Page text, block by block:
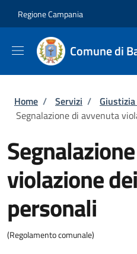
Regione Campania
Comune di
Briciole di
Home / Servizi /
Segnalazione di avvenuta
violazione
personali
(Regolamento comunale)